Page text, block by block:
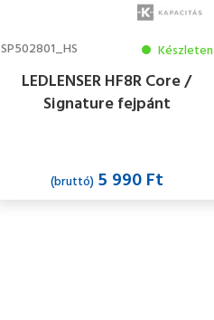
SP502801_HS Készleten
LEDLENSER HF8R Core /
Signature fejpánt
(bruttó)5 990 Ft